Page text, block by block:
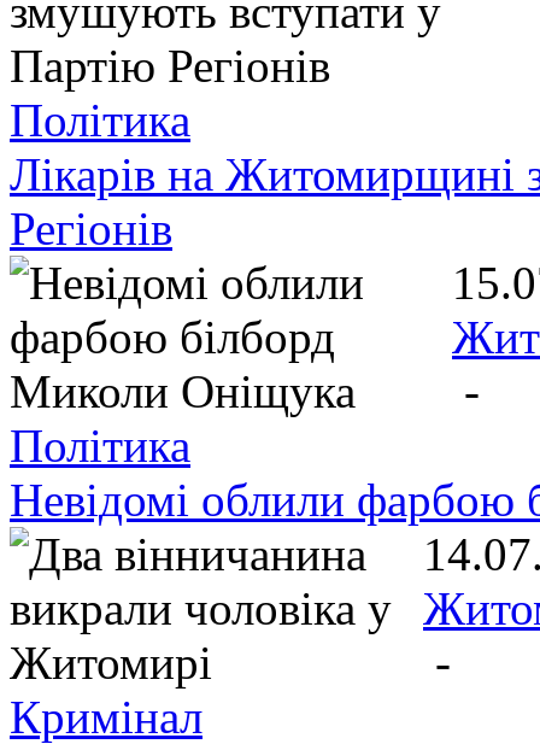
Політика
Лікарів на Житомирщині
Регіонів
-
Політика
Невідомі облили
-
Кримінал